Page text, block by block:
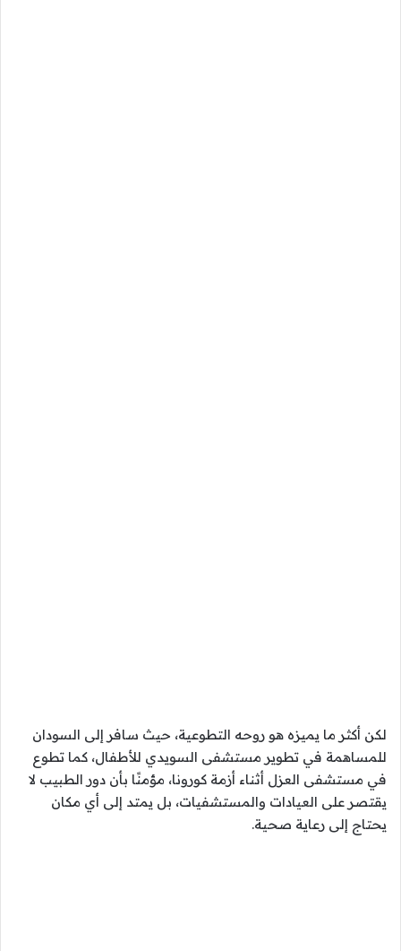
لكن أكثر ما يميزه هو روحه التطوعية، حيث سافر إلى السودان
للمساهمة في تطوير مستشفى السويدي للأطفال، كما تطوع
في مستشفى العزل أثناء أزمة كورونا، مؤمنًا بأن دور الطبيب لا
يقتصر على العيادات والمستشفيات، بل يمتد إلى أي مكان
يحتاج إلى رعاية صحية.